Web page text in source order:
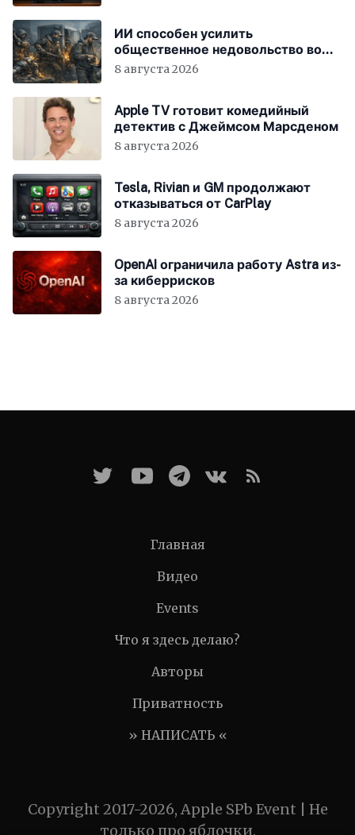
ИИ способен усилить
общественное недовольство во
всём мире
8 августа 2026
Apple TV готовит комедийный
детектив с Джеймсом Марсденом
8 августа 2026
Tesla, Rivian и GM продолжают
отказываться от CarPlay
8 августа 2026
OpenAI ограничила работу Astra из-
за киберрисков
8 августа 2026
Главная
Видео
Events
Что я здесь делаю?
Авторы
Приватность
» НАПИСАТЬ «
Copyright 2017-2026, Apple SPb Event | Не
только про яблочки.